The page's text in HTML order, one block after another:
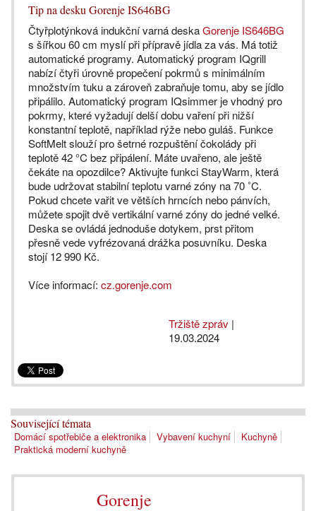
Tip na desku Gorenje IS646BG
Čtyřplotýnková indukční varná deskaGorenje IS646BG
s šířkou 60 cm myslí při přípravě jídla za vás. Má totiž
automatické programy. Automatický program IQgrill
nabízí čtyři úrovně propečení pokrmů s minimálním
množstvím tuku a zároveň zabraňuje tomu, aby se jídlo
připálilo. Automatický program IQsimmer je vhodný pro
pokrmy, které vyžadují delší dobu vaření při nižší
konstantní teplotě, například rýže nebo guláš. Funkce
SoftMelt slouží pro šetrné rozpuštění čokolády při
teplotě 42 °C bez připálení. Máte uvařeno, ale ještě
čekáte na opozdilce? Aktivujte funkci StayWarm, která
bude udržovat stabilní teplotu varné zóny na 70 ˚C.
Pokud chcete vařit ve větších hrncích nebo pánvích,
můžete spojit dvě vertikální varné zóny do jedné velké.
Deska se ovládá jednoduše dotykem, prst přitom
přesně vede vyfrézovaná drážka posuvníku. Deska
stojí 12 990 Kč.
Více informací: cz.gorenje.com
Tržiště zpráv |
19.03.2024
Související témata
Domácí spotřebiče a elektronika Vybavení kuchyní
Kuchyně
Praktická moderní kuchyně
Gorenje